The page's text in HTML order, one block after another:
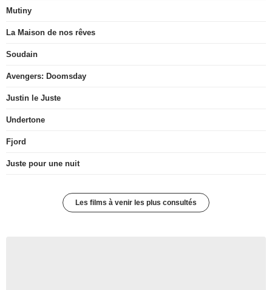
Mutiny
La Maison de nos rêves
Soudain
Avengers: Doomsday
Justin le Juste
Undertone
Fjord
Juste pour une nuit
Les films à venir les plus consultés